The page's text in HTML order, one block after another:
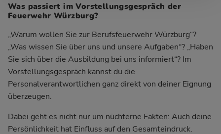
Was passiert im Vorstellungsgespräch der
Feuerwehr Würzburg?
„Warum wollen Sie zur Berufsfeuerwehr Würzburg“?
„Was wissen Sie über uns und unsere Aufgaben“? „Haben
Sie sich über die Ausbildung bei uns informiert“? Im
Vorstellungsgespräch kannst du die
Personalverantwortlichen ganz direkt von deiner Eignung
überzeugen.
Dabei geht es nicht nur um nüchterne Fakten: Auch deine
Persönlichkeit hat Einfluss auf den Gesamteindruck.